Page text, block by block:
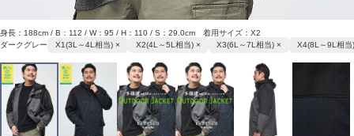
身長：188cm / B：112 / W：95 / H：110 / S：29.0cm 着用サイズ：X2
ダークグレー
X1(3L～4L相当) × X2(4L～5L相当) × X3(6L～7L相当) × X4(8L～9L相当